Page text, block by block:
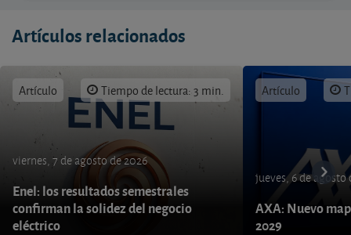
Artículos relacionados
Artículo Tiempo de lectura: 3 min.
viernes, 7 de agosto de 2026
Enel: los resultados semestrales
confirman la solidez del negocio
eléctrico
Artículo
jueves, 6 de agosto
AXA: Nuevo
2029